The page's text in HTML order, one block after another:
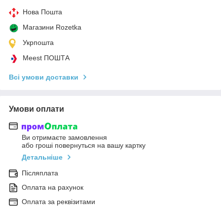
Нова Пошта
Магазини Rozetka
Укрпошта
Meest ПОШТА
Всі умови доставки
Умови оплати
Ви отримаєте замовлення
або гроші повернуться на вашу картку
Детальніше
Післяплата
Оплата на рахунок
Оплата за реквізитами